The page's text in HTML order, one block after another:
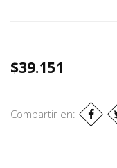
$39.151
Compartir en: